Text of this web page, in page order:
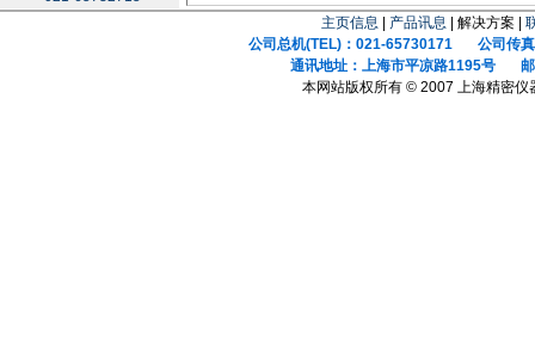
主页信息 产品讯息 | 解决方案 |
公司总机(TEL)：021-65730171 公司传真
通讯地址：上海市平凉路1195号 邮
本网站版权所有 © 2007 上海精密仪